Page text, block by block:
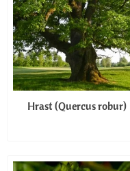
Hrast (Quercus robur)